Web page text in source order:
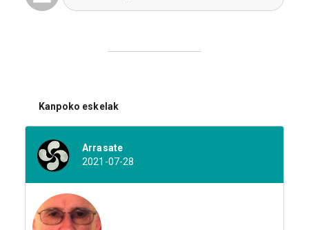
Kanpoko eskelak
Arrasate
2021-07-28